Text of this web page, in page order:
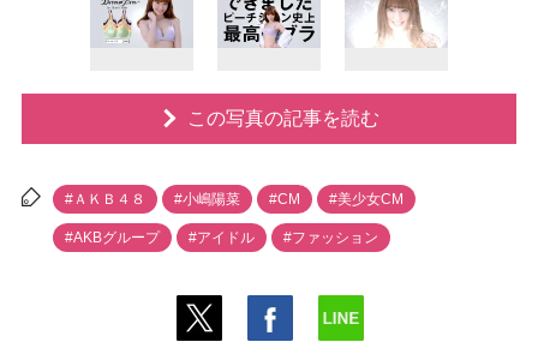
この写真の記事を読む
#ＡＫＢ４８ #小嶋陽菜 #CM #美少女CM
#AKBグループ #アイドル #ファッション